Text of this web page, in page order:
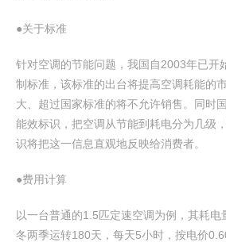
●关于标准
针对空调的节能问题，我国自2003年已开
制标准，该标准的出台将提高空调耗能的
大、超过国家标准的将不允许销售。同时
能效标识，把空调从节能到耗电分为几级
识将把这一信息直观地反映给消费者。
●费用计算
以一台普通的1.5匹定速空调为例，其耗
冬两季运转180天，每天5小时，按电价